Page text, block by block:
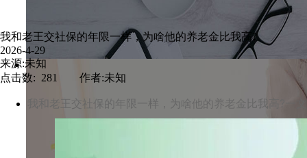
我和老王交社保的年限一样，为啥他的养老金比我高?
2026-4-29
来源:未知
点击数: 281 作者:未知
我和老王交社保的年限一样，为啥他的养老金比我高?一